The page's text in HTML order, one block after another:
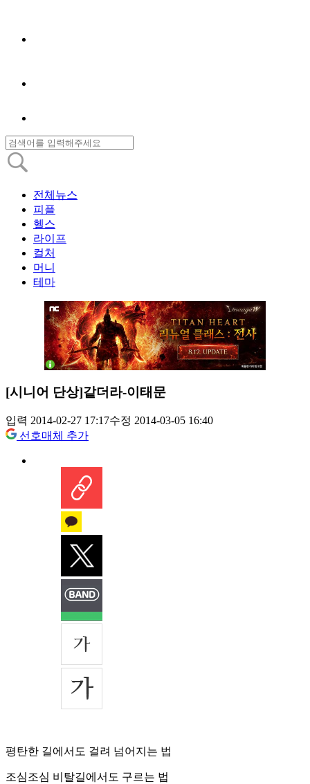
전체뉴스
피플
헬스
라이프
컬처
머니
테마
[시니어 단상]같더라-이태문
입력 2014-02-27 17:17수정 2014-03-05 16:40
선호매체 추가
평탄한 길에서도 걸려 넘어지는 법
조심조심 비탈길에서도 구르는 법